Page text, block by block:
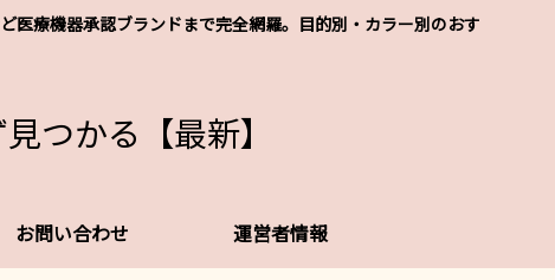
医療機器承認ブランドまで完全網羅。目的別・カラー別のおす
つかる【最新】
お問い合わせ 運営者情報